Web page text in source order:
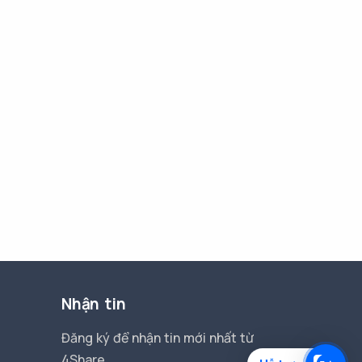
Nhận tin
Đăng ký để nhận tin mới nhất từ